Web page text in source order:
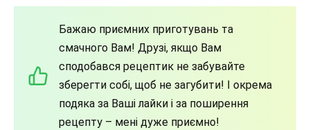
Бажаю приємних приготувань та
смачного Вам! Друзі, якщо Вам
сподобався рецептик не забувайте
зберегти собі, щоб не загубити! І окрема
подяка за Ваші лайки і за поширення
рецепту – мені дуже приємно!